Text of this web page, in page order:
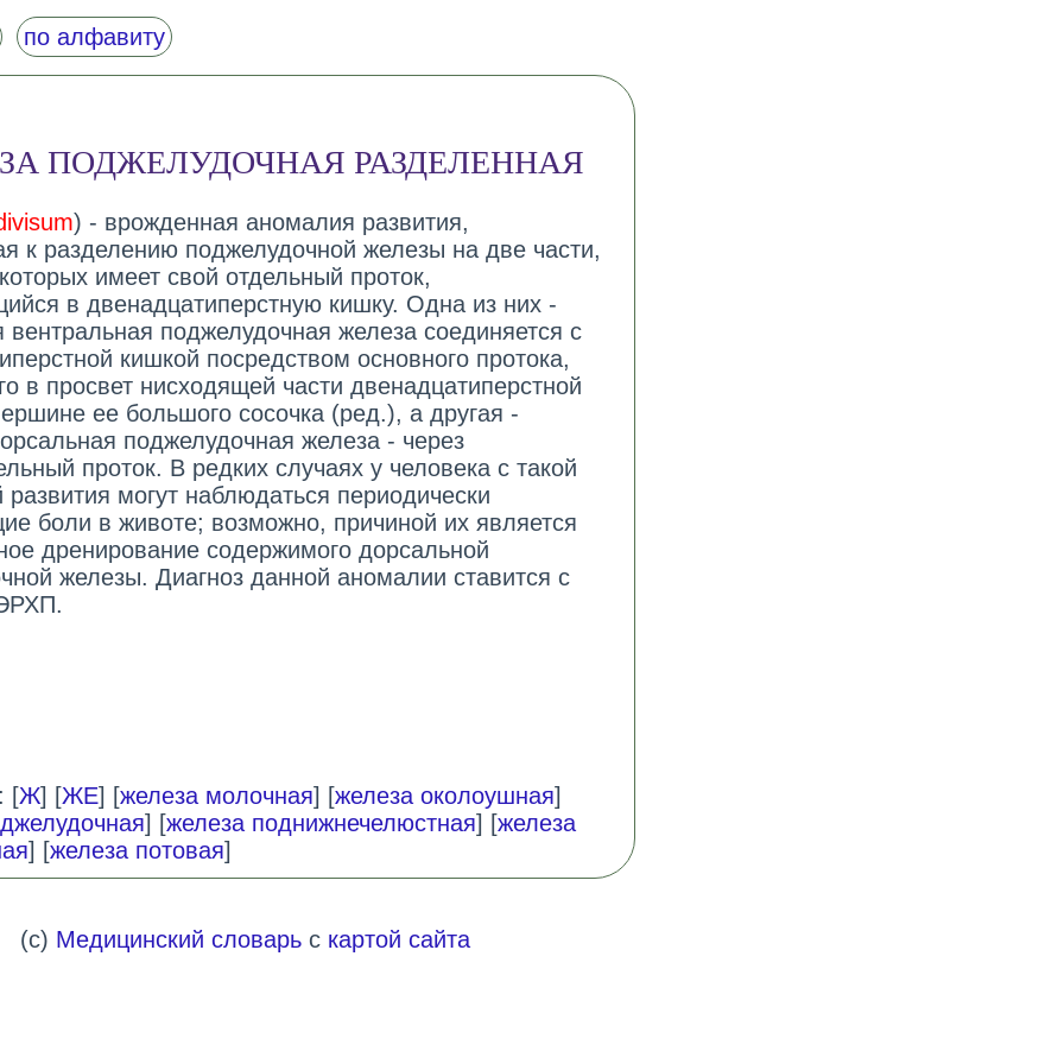
по алфавиту
ПОДЖЕЛУДОЧНАЯ РАЗДЕЛЕННАЯ
) - врожденная аномалия развития,
к разделению поджелудочной железы на две части,
имеет свой отдельный проток,
в двенадцатиперстную кишку. Одна из них -
поджелудочная железа соединяется с
кишкой посредством основного протока,
в просвет нисходящей части двенадцатиперстной
ее большого сосочка (ред.), а другая -
поджелудочная железа - через
проток. В редких случаях у человека с такой
могут наблюдаться периодически
боли в животе; возможно, причиной их является
дренирование содержимого дорсальной
железы. Диагноз данной аномалии ставится с
[Ж] [ЖЕ] [железа молочная] [железа околоушная]
] [железа поднижнечелюстная] [железа
] [железа потовая]
(c) Медицинский словарьс картой сайта